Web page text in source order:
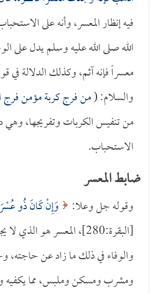
فيه إنظار المعسر، وأنه على
الله صلى الله عليه وسلم يدل على
معسراً فإنه آثم، وكذلك الدلالة في
والسلام: (من فرج كربة مؤمن فرج
من تنفيس الكربات وتفريجها، وهي
الاستحباب.
ضابط المعسر
وقوله جل وعلا:
وَإِنْ كَانَ ذُو
[البقرة:280]، المعسر هو
والوفاء في ذلك ما زاد عن
ومشرب ومسكن وملبس، مما يكفيه